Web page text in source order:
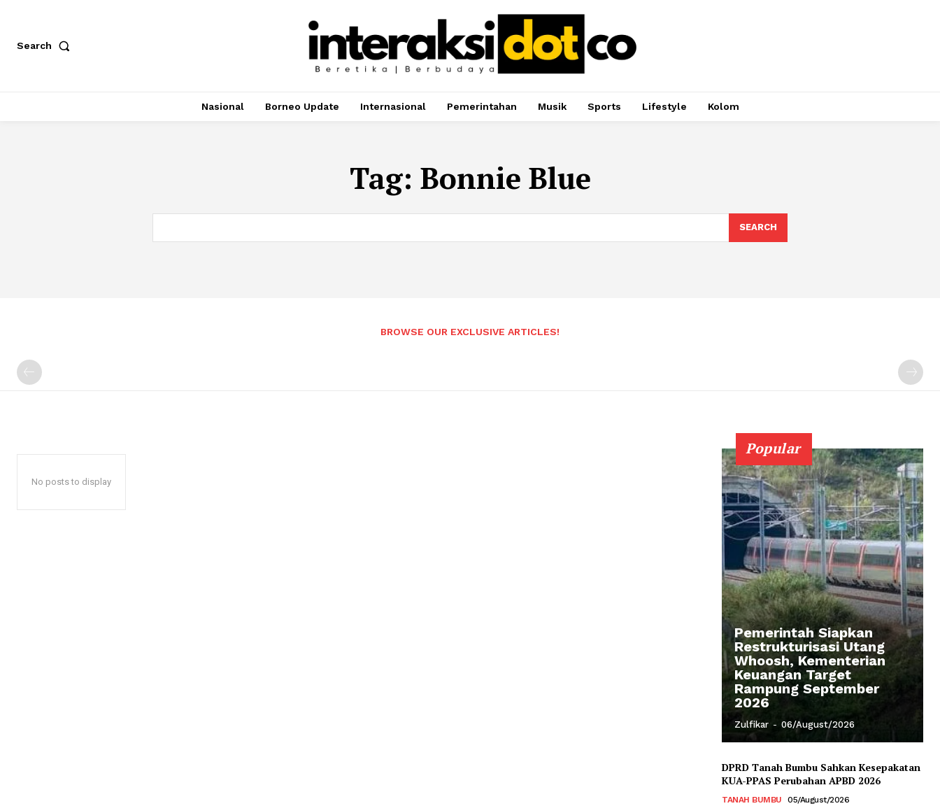
Search
Nasional Borneo Update Internasional Pemerintahan Musik Sports Lifestyle Kolom
Tag: Bonnie Blue
SEARCH
BROWSE OUR EXCLUSIVE ARTICLES!
No posts to display
Popular
Pemerintah Siapkan
Restrukturisasi Utang
Whoosh, Kementerian
Keuangan Target
Rampung September
2026
Zulfikar - 06/August/2026
DPRD Tanah Bumbu Sahkan Kesepakatan
KUA-PPAS Perubahan APBD 2026
TANAH BUMBU 05/August/2026